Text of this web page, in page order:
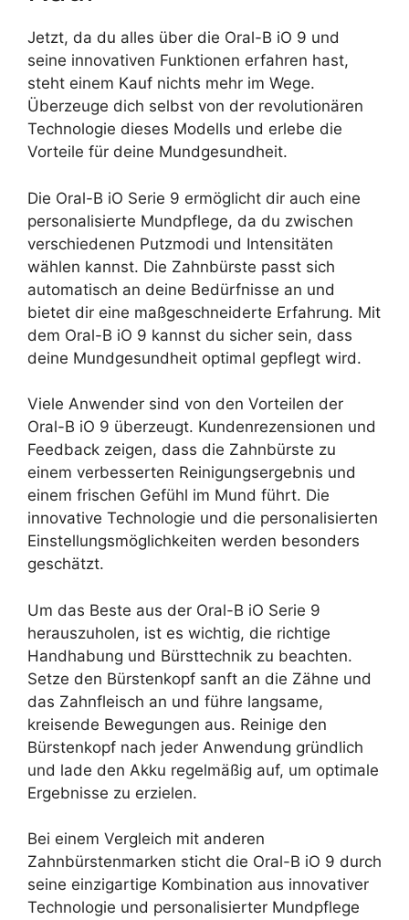
Jetzt, da du alles über die Oral-B iO 9 und
seine innovativen Funktionen erfahren hast,
steht einem Kauf nichts mehr im Wege.
Überzeuge dich selbst von der revolutionären
Technologie dieses Modells und erlebe die
Vorteile für deine Mundgesundheit.
Die Oral-B iO Serie 9 ermöglicht dir auch eine
personalisierte Mundpflege, da du zwischen
verschiedenen Putzmodi und Intensitäten
wählen kannst. Die Zahnbürste passt sich
automatisch an deine Bedürfnisse an und
bietet dir eine maßgeschneiderte Erfahrung. Mit
dem Oral-B iO 9 kannst du sicher sein, dass
deine Mundgesundheit optimal gepflegt wird.
Viele Anwender sind von den Vorteilen der
Oral-B iO 9 überzeugt. Kundenrezensionen und
Feedback zeigen, dass die Zahnbürste zu
einem verbesserten Reinigungsergebnis und
einem frischen Gefühl im Mund führt. Die
innovative Technologie und die personalisierten
Einstellungsmöglichkeiten werden besonders
geschätzt.
Um das Beste aus der Oral-B iO Serie 9
herauszuholen, ist es wichtig, die richtige
Handhabung und Bürsttechnik zu beachten.
Setze den Bürstenkopf sanft an die Zähne und
das Zahnfleisch an und führe langsame,
kreisende Bewegungen aus. Reinige den
Bürstenkopf nach jeder Anwendung gründlich
und lade den Akku regelmäßig auf, um optimale
Ergebnisse zu erzielen.
Bei einem Vergleich mit anderen
Zahnbürstenmarken sticht die Oral-B iO 9 durch
seine einzigartige Kombination aus innovativer
Technologie und personalisierter Mundpflege